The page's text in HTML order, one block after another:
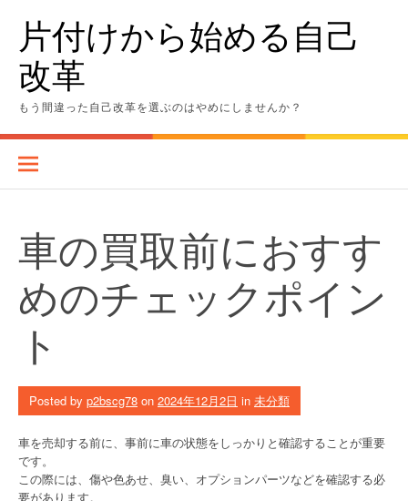
content片付けから始める自己
改革
もう間違った自己改革を選ぶのはやめにしませんか？
車の買取前におすす
めのチェックポイン
ト
Posted by p2bscg78 on 2024年12月2日 in 未分類
車を売却する前に、事前に車の状態をしっかりと確認することが重要
です。
この際には、傷や色あせ、臭い、オプションパーツなどを確認する必
要があります。